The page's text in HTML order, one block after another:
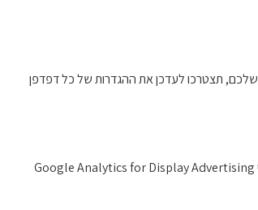
תצטרכו לעדכן את ההגדרות של כל דפדפן
ועל ידי Google Analytics for Display Advertising